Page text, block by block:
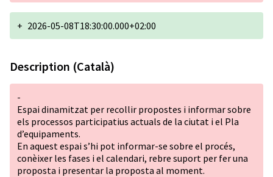
+ 2026-05-08T18:30:00.000+02:00
Description (Català)
-
Espai dinamitzat per recollir propostes i informar sobre
els processos participatius actuals de la ciutat i el Pla
d’equipaments.
En aquest espai s’hi pot informar-se sobre el procés,
conèixer les fases i el calendari, rebre suport per fer una
proposta i presentar la proposta al moment.